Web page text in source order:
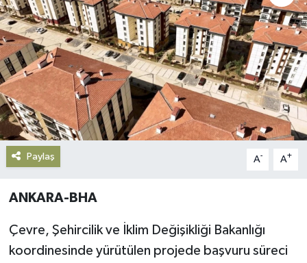
Paylaş A- A+
ANKARA-BHA
Çevre, Şehircilik ve İklim Değişikliği Bakanlığı
koordinesinde yürütülen projede başvuru süreci
Haberde İnsan
Kültür-Sanat
Magazin
Podcast
Politika
Spor